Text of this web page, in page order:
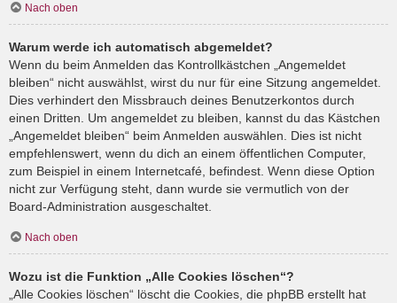
Nach oben
Warum werde ich automatisch abgemeldet?
Wenn du beim Anmelden das Kontrollkästchen „Angemeldet
bleiben“ nicht auswählst, wirst du nur für eine Sitzung angemeldet.
Dies verhindert den Missbrauch deines Benutzerkontos durch
einen Dritten. Um angemeldet zu bleiben, kannst du das Kästchen
„Angemeldet bleiben“ beim Anmelden auswählen. Dies ist nicht
empfehlenswert, wenn du dich an einem öffentlichen Computer,
zum Beispiel in einem Internetcafé, befindest. Wenn diese Option
nicht zur Verfügung steht, dann wurde sie vermutlich von der
Board-Administration ausgeschaltet.
Nach oben
Wozu ist die Funktion „Alle Cookies löschen“?
„Alle Cookies löschen“ löscht die Cookies, die phpBB erstellt hat